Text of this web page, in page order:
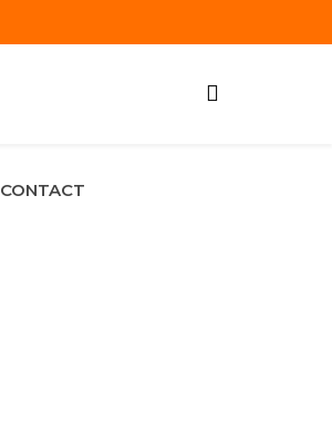
CONTACT